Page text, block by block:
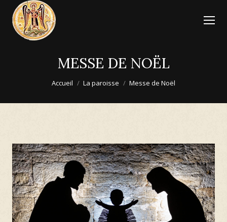
MESSE DE NOËL
Vous êtes ici :Accueil La paroisse Messe de Noël